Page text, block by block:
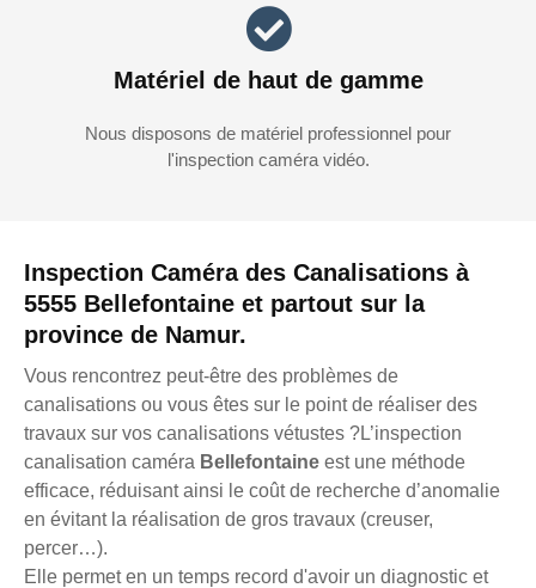
Inspection Caméra des Canalisations à
5555 Bellefontaine et partout sur la
province de Namur.
Vous rencontrez peut-être des problèmes de
canalisations ou vous êtes sur le point de réaliser des
travaux sur vos canalisations vétustes ?L’inspection
canalisation caméra Bellefontaine est une méthode
efficace, réduisant ainsi le coût de recherche d’anomalie
en évitant la réalisation de gros travaux (creuser,
percer…).
Elle permet en un temps record d'avoir un diagnostic et
Matériel de haut de gamme
Nous disposons de matériel professionnel pour
l'inspection caméra vidéo.